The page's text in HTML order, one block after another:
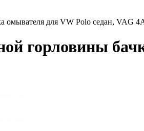
омывателя для VW Polo седан, VAG
горловины